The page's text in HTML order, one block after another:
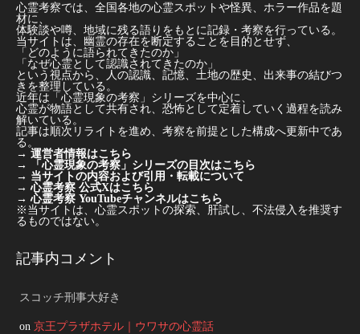
心霊考察では、全国各地の心霊スポットや怪異、ホラー作品を題
材に、
体験談や噂、地域に残る語りをもとに記録・考察を行っている。
当サイトは、幽霊の存在を断定することを目的とせず、
「どのように語られてきたのか」
「なぜ心霊として認識されてきたのか」
という視点から、人の認識、記憶、土地の歴史、出来事の結びつ
きを整理している。
近年は「心霊現象の考察」シリーズを中心に、
心霊が物語として共有され、恐怖として定着していく過程を読み
解いている。
記事は順次リライトを進め、考察を前提とした構成へ更新中であ
る。
→ 運営者情報はこちら
→
「心霊現象の考察」シリーズの目次はこちら
→ 当サイトの内容および引用・転載について
→ 心霊考察 公式Xはこちら
→ 心霊考察 YouTubeチャンネルはこちら
※当サイトは、心霊スポットの探索、肝試し、不法侵入を推奨す
るものではない。
記事内コメント
スコッチ刑事大好き
on 京王プラザホテル｜ウワサの心霊話